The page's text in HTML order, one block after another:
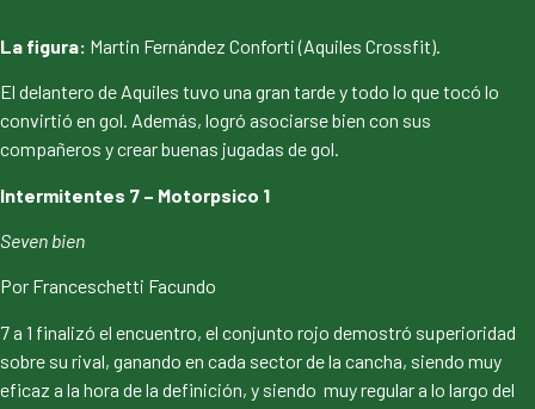
La figura: Martin Fernández Conforti (Aquiles Crossfit).
El delantero de Aquiles tuvo una gran tarde y todo lo que tocó lo
convirtió en gol. Además, logró asociarse bien con sus
compañeros y crear buenas jugadas de gol.
Intermitentes 7 – Motorpsico 1
Seven bien
Por Franceschetti Facundo
7 a 1 finalizó el encuentro, el conjunto rojo demostró superioridad
sobre su rival, ganando en cada sector de la cancha, siendo muy
eficaz a la hora de la definición, y siendo muy regular a lo largo del